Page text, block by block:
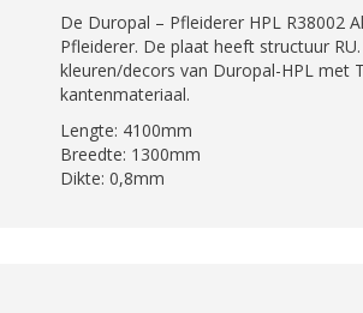
De Duropal – Pfleiderer HPL R38002
Pfleiderer. De plaat heeft structuur
kleuren/decors van Duropal-HPL met
kantenmateriaal.
Lengte: 4100mm
Breedte: 1300mm
Dikte: 0,8mm